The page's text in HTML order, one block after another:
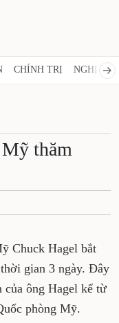
CHÍNH TRỊ NGHỊ
thăm
Chuck Hagel bắt
gian 3 ngày. Đây
của ông Hagel kể từ
phòng Mỹ.